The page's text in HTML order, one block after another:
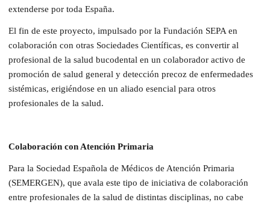
extenderse por toda España.
El fin de este proyecto, impulsado por la Fundación SEPA en
colaboración con otras Sociedades Científicas, es convertir al
profesional de la salud bucodental en un colaborador activo de
promoción de salud general y detección precoz de enfermedades
sistémicas, erigiéndose en un aliado esencial para otros
profesionales de la salud.
Colaboración con Atención Primaria
Para la Sociedad Española de Médicos de Atención Primaria
(SEMERGEN), que avala este tipo de iniciativa de colaboración
entre profesionales de la salud de distintas disciplinas, no cabe